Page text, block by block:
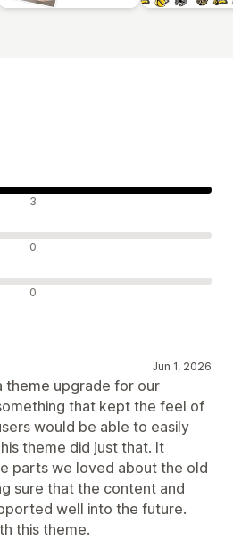
3
0
0
Jun 1, 2026
theme upgrade for our
that kept the feel of
would be able to easily
theme did just that. It
parts we loved about the old
sure that the content and
well into the future.
this theme.